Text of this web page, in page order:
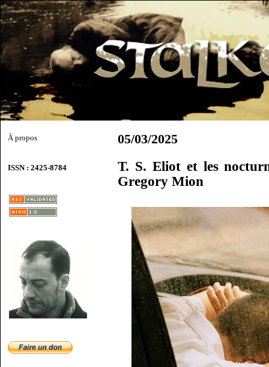
À propos
ISSN : 2425-8784
05/03/2025
T. S. Eliot et les
Gregory Mion